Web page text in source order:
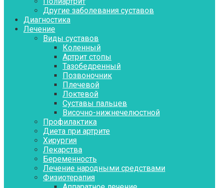
Другие заболевания суставов
Диагностика
Лечение
Виды суставов
Коленный
Артрит стопы
Тазобедренный
Позвоночник
Плечевой
Локтевой
Суставы пальцев
Височно-нижнечелюстной
Профилактика
Диета при артрите
Хирургия
Лекарства
Беременность
Лечение народными средствами
Физиотерапия